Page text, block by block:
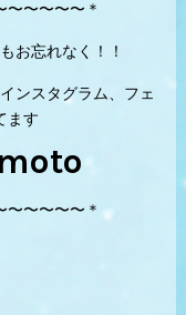
〜〜〜〜〜＊
お忘れなく！！
ンスタグラム、フェ
ます
〜〜〜〜〜＊